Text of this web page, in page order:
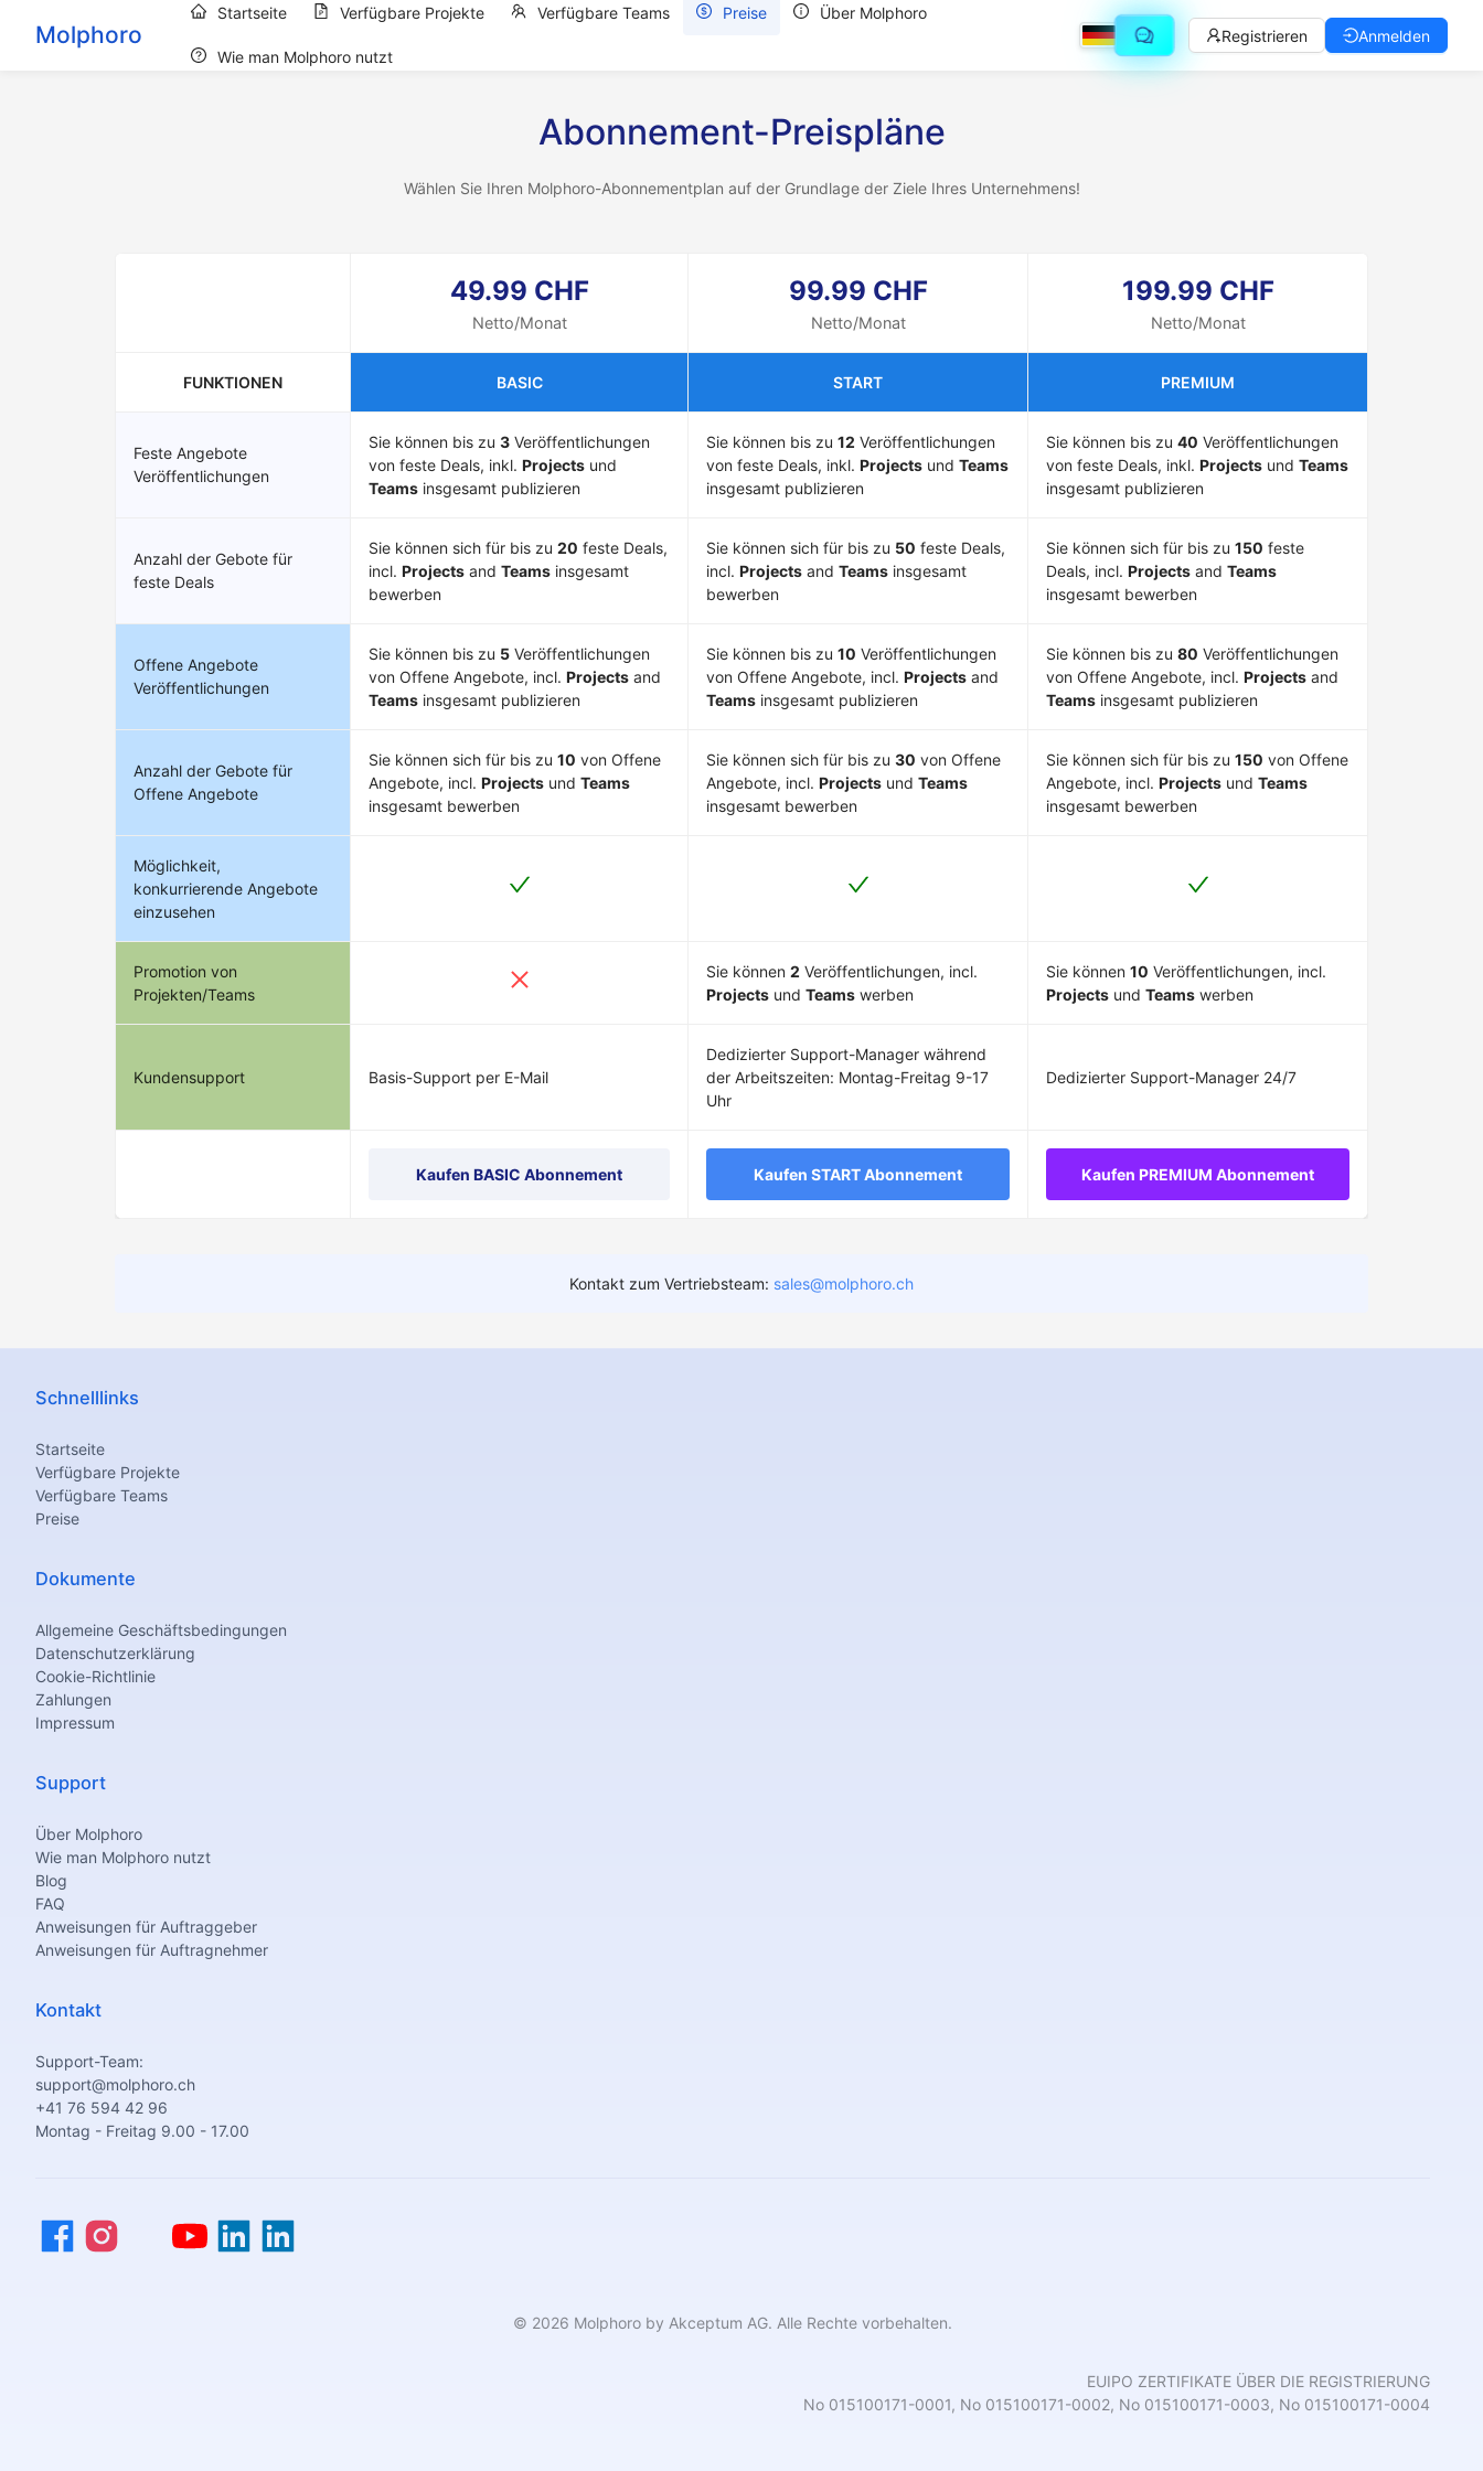
Molphoro
Startseite Verfügbare Projekte Verfügbare Teams Preise Über Molphoro
Wie man Molphoro nutzt
Registrieren Anmelden
Abonnement-Preispläne
Wählen Sie Ihren Molphoro-Abonnementplan auf der Grundlage der Ziele Ihres Unternehmens!
49.99 CHF
Netto/Monat
99.99 CHF
Netto/Monat
199.99 CHF
Netto/Monat
FUNKTIONEN BASIC START PREMIUM
Feste Angebote
Veröffentlichungen
Sie können bis zu 3 Veröffentlichungen
von feste Deals, inkl. Projects und
Teams insgesamt publizieren
Sie können bis zu 12 Veröffentlichungen
von feste Deals, inkl. Projects und Teams
insgesamt publizieren
Sie können bis zu 40 Veröffentlichungen
von feste Deals, inkl. Projects und Teams
insgesamt publizieren
Anzahl der Gebote für
feste Deals
Sie können sich für bis zu 20 feste Deals,
incl. Projects and Teams insgesamt
bewerben
Sie können sich für bis zu 50 feste Deals,
incl. Projects and Teams insgesamt
bewerben
Sie können sich für bis zu 150 feste
Deals, incl. Projects and Teams
insgesamt bewerben
Offene Angebote
Veröffentlichungen
Sie können bis zu 5 Veröffentlichungen
von Offene Angebote, incl. Projects and
Teams insgesamt publizieren
Sie können bis zu 10 Veröffentlichungen
von Offene Angebote, incl. Projects and
Teams insgesamt publizieren
Sie können bis zu 80 Veröffentlichungen
von Offene Angebote, incl. Projects and
Teams insgesamt publizieren
Anzahl der Gebote für
Offene Angebote
Sie können sich für bis zu 10 von Offene
Angebote, incl. Projects und Teams
insgesamt bewerben
Sie können sich für bis zu 30 von Offene
Angebote, incl. Projects und Teams
insgesamt bewerben
Sie können sich für bis zu 150 von Offene
Angebote, incl. Projects und Teams
insgesamt bewerben
Möglichkeit,
konkurrierende Angebote
einzusehen
Promotion von
Projekten/Teams
Sie können 2 Veröffentlichungen, incl.
Projects und Teams werben
Sie können 10 Veröffentlichungen, incl.
Projects und Teams werben
Kundensupport Basis-Support per E-Mail
Dedizierter Support-Manager während
der Arbeitszeiten: Montag-Freitag 9-17
Uhr
Dedizierter Support-Manager 24/7
Kaufen BASIC Abonnement Kaufen START Abonnement Kaufen PREMIUM Abonnement
Kontakt zum Vertriebsteam: sales@molphoro.ch
Schnelllinks
Startseite
Verfügbare Projekte
Verfügbare Teams
Preise
Dokumente
Allgemeine Geschäftsbedingungen
Datenschutzerklärung
Cookie-Richtlinie
Zahlungen
Impressum
Support
Über Molphoro
Wie man Molphoro nutzt
Blog
FAQ
Anweisungen für Auftraggeber
Anweisungen für Auftragnehmer
Kontakt
Support-Team:
support@molphoro.ch
+41 76 594 42 96
Montag - Freitag 9.00 - 17.00
© 2026 Molphoro by Akceptum AG. Alle Rechte vorbehalten.
EUIPO ZERTIFIKATE ÜBER DIE REGISTRIERUNG
No 015100171-0001, No 015100171-0002, No 015100171-0003, No 015100171-0004